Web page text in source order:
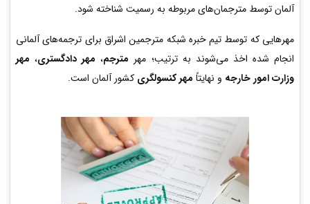
آلمان توسط مترجمان‌های مربوطه به رسمیت شناخته شود.
مهرهایی که توسط تیم خبره شبکه مترجمین اشراق برای ترجمه‌های آلمانی
انجام شده اخذ می‌شوند به ترتیب؛ مهر مترجم، مهر دادگستری، مهر
وزارت امور خارجه و نهایتاً مهر کنسولگری کشور آلمان است.